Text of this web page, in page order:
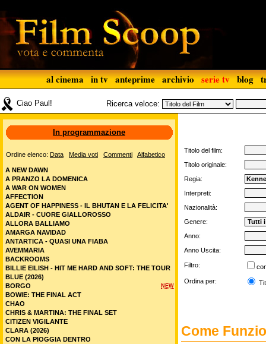
al cinema in tv anteprime archivio serie tv blog
Ciao Paul! Ricerca veloce:
Titolo del film:
Titolo originale:
Regia:
Interpreti:
Nazionalità:
Genere:
Anno:
Anno Uscita:
Filtro:
Ordina per:
Come
In programmazione
Ordine elenco: Data Media voti Commenti Alfabetico
A NEW DAWN
A PRANZO LA DOMENICA
A WAR ON WOMEN
AFFECTION
AGENT OF HAPPINESS - IL BHUTAN E LA FELICITA'
ALDAIR - CUORE GIALLOROSSO
ALLORA BALLIAMO
AMARGA NAVIDAD
ANTARTICA - QUASI UNA FIABA
AVEMMARIA
BACKROOMS
BILLIE EILISH - HIT ME HARD AND SOFT: THE TOUR
BLUE (2026)
NEW
BORGO
BOWIE: THE FINAL ACT
CHAO
CHRIS & MARTINA: THE FINAL SET
CITIZEN VIGILANTE
CLARA (2026)
CON LA PIOGGIA DENTRO